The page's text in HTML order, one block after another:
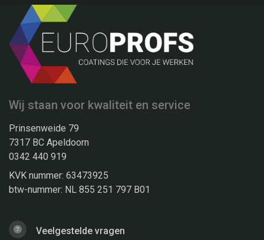
Wij staan voor kwaliteit en service
Prinsenweide 79
7317 BC Apeldoorn
0342 440 919
KVK nummer: 63473925
btw-nummer: NL 855 251 797 B01
Veelgestelde vragen